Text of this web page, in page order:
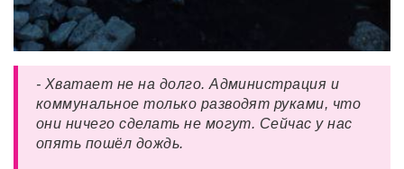
- Хватает не на долго. Администрация и
коммунальное только разводят руками, что
они ничего сделать не могут. Сейчас у нас
опять пошёл дождь.